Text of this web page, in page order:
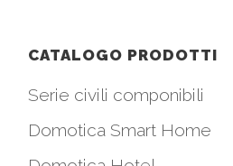
CATALOGO PRODOTTI
Serie civili componibili
Domotica Smart Home